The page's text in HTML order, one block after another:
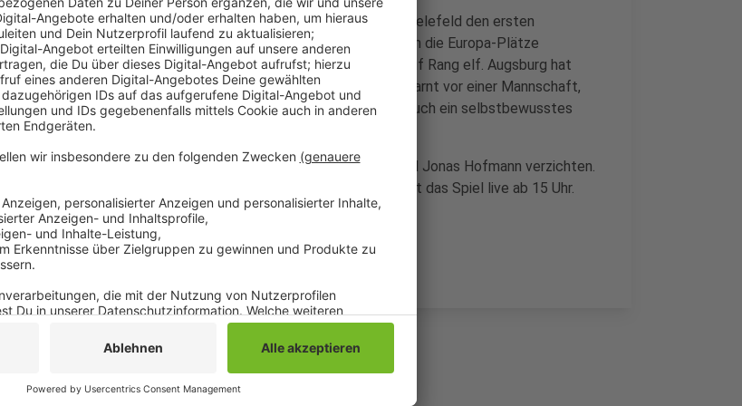
Nachdem sie am vergangenen Wochenende mit dem 3:1 gegen Bielefeld den ersten
Saisonsieg gefeiert haben, geht es heute darum, den Anschluss an die Europa-Plätze
herzustellen. Momentan liegt die Borussia drei Punkte dahinter auf Rang elf. Augsburg hat
noch kein Spiel gewonnen und ist Vorletzter. Trainer Adi Hütter warnt vor einer Mannschaft,
gegen die sich die Borussia traditionell schwer tut, fordert aber auch ein selbstbewusstes
Auftreten.
Hütter muss auf die verletzten Stefan Lainer, Marcus Thuram und Jonas Hofmann verzichten.
Auch Ramy Bensebaini wird wohl noch fehlen. Radio 90,1 überträgt das Spiel live ab 15 Uhr.
Anzeige